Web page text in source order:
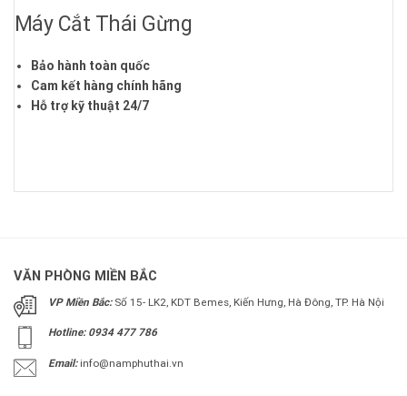
Máy Cắt Thái Gừng
Bảo hành toàn quốc
Cam kết hàng chính hãng
Hỗ trợ kỹ thuật 24/7
VĂN PHÒNG MIỀN BẮC
VP Miền Bắc:Số 15- LK2, KDT Bemes, Kiến Hưng, Hà Đông, TP. Hà Nội
Hotline: 0934 477 786
Email: info@namphuthai.vn